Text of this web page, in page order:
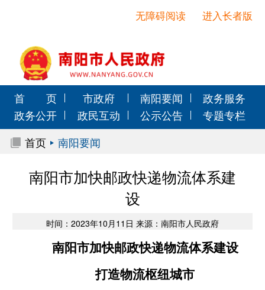
进入长者版
无障碍阅读
首 页 市政府 南阳要闻
政务服务
政务公开
政民互动 公示公告
专题专栏
首页
南阳要闻
南阳市加快邮政快递物流体系建
设
时间：2023年10月11日 来源：南阳市人民政府
南阳市加快邮政快递物流体系建设
打造物流枢纽城市